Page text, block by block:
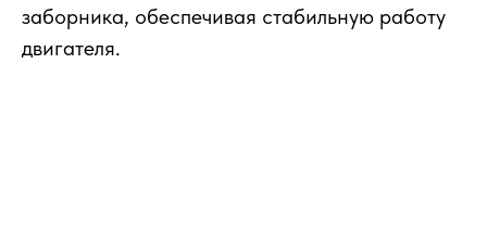
заборника, обеспечивая стабильную работу
двигателя.